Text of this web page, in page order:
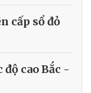
cấp sổ đỏ
cao Bắc -